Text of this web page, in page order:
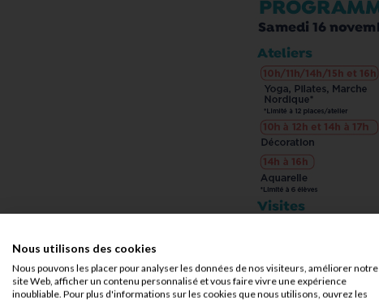
Nous utilisons des cookies
Nous pouvons les placer pour analyser les données de nos visiteurs, améliorer notre
site Web, afficher un contenu personnalisé et vous faire vivre une expérience
inoubliable. Pour plus d'informations sur les cookies que nous utilisons, ouvrez les